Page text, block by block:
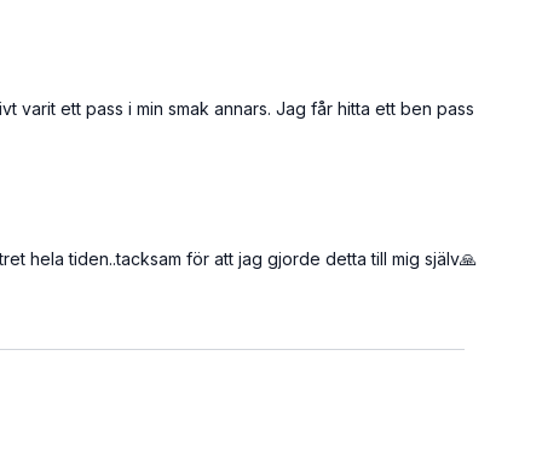
varit ett pass i min smak annars. Jag får hitta ett ben pass
hela tiden..tacksam för att jag gjorde detta till mig själv🙏